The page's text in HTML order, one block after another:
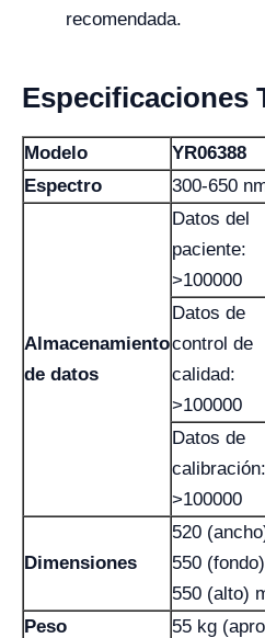
recomendada.
Especificaciones
Modelo
YR06388
Espectro
300-650
Almacenamiento
de datos
Datos del
paciente:
>100000
Datos de
control de
calidad:
>100000
Datos de
calibración:
>100000
Dimensiones
520
550
550 (alto)
Peso
55 kg